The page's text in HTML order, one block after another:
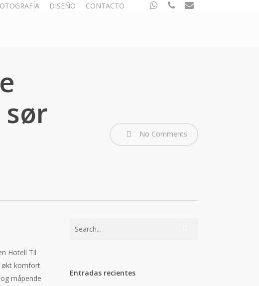
DISEÑO CONTACTO whatsapp
phone email
No Comments
Hotell Til
økt komfort.
måpende
Entradas recientes